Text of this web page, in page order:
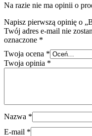
Na razie nie ma opinii o
Napisz pierwszą opinię o
Twój adres e-mail nie
oznaczone *
Twoja ocena *
Twoja opinia *
Nazwa *
E-mail *